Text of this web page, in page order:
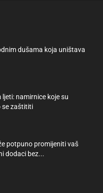
dušama koja uništava
namirnice koje su
se zaštititi
potpuno promijeniti vaš
dodaci bez...